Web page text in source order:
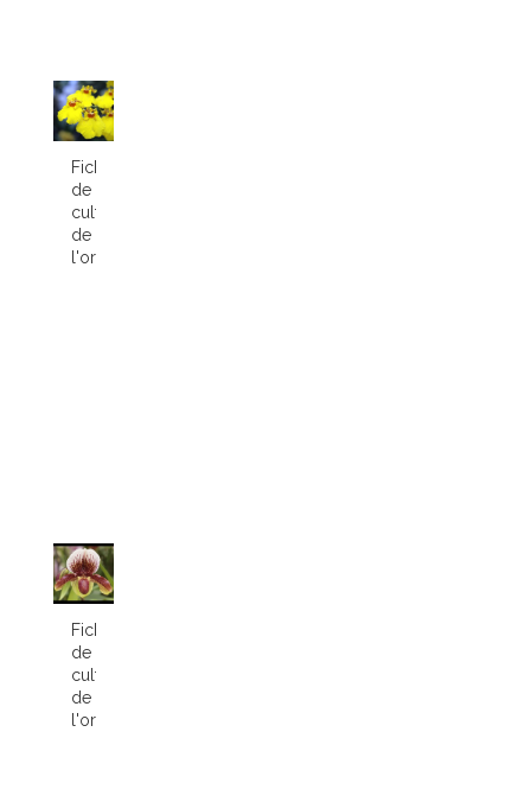
Fiche
de
culture
de
l'orchidée...
Fiche
de
culture
de
l'orchidée...